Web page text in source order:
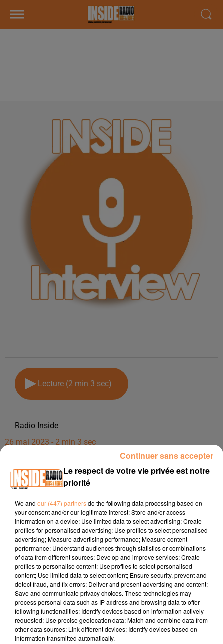
Lecture (2 min 3 sec)
Radio Inside
26 mai 2023 - 2 min 3 sec
INTERVIEW DE MIKAËL "BÉARN PESAGE SERVICES" À LONS, SUR
RADIO INSIDE
Site internet :https://bearnpesageservices.fr/
Page Facebook :
https://www.facebook.com/bearnpesageservices
Tel :05 35 56 56 73
TITRES DIFFUSÉS
Le respect de votre vie privée est notre
priorité
We and our (447) partnersdo the following data processing based on
your consent and/or our legitimate interest: Store and/or access
information on a device; Use limited data to select advertising; Create
profiles for personalised advertising; Use profiles to select personalised
advertising; Measure advertising performance; Measure content
performance; Understand audiences through statistics or combinations
of data from different sources; Develop and improve services; Create
profiles to personalise content; Use profiles to select personalised
content; Use limited data to select content; Ensure security, prevent and
detect fraud, and fix errors; Deliver and present advertising and content;
Save and communicate privacy choices. These technologies may
process personal data such as IP address and browsing data to offer
following functionalities: Identify devices based on information actively
requested; Use precise geolocation data; Match and combine data from
other data sources; Link different devices; Identify devices based on
information transmitted automatically.
Continuer sans accepter